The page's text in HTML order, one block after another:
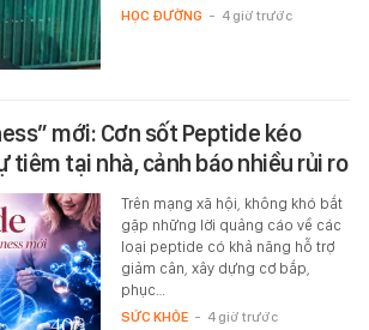
HỌC ĐƯỜNG - 4 giờ trước
mới: Cơn sốt Peptide kéo
tại nhà, cảnh báo nhiều rủi ro
Trên mạng xã hội, không khó bắt
gặp những lời quảng cáo về các
loại peptide có khả năng hỗ trợ
giảm cân, xây dựng cơ bắp,
phục…
SỨC KHỎE - 4 giờ trước